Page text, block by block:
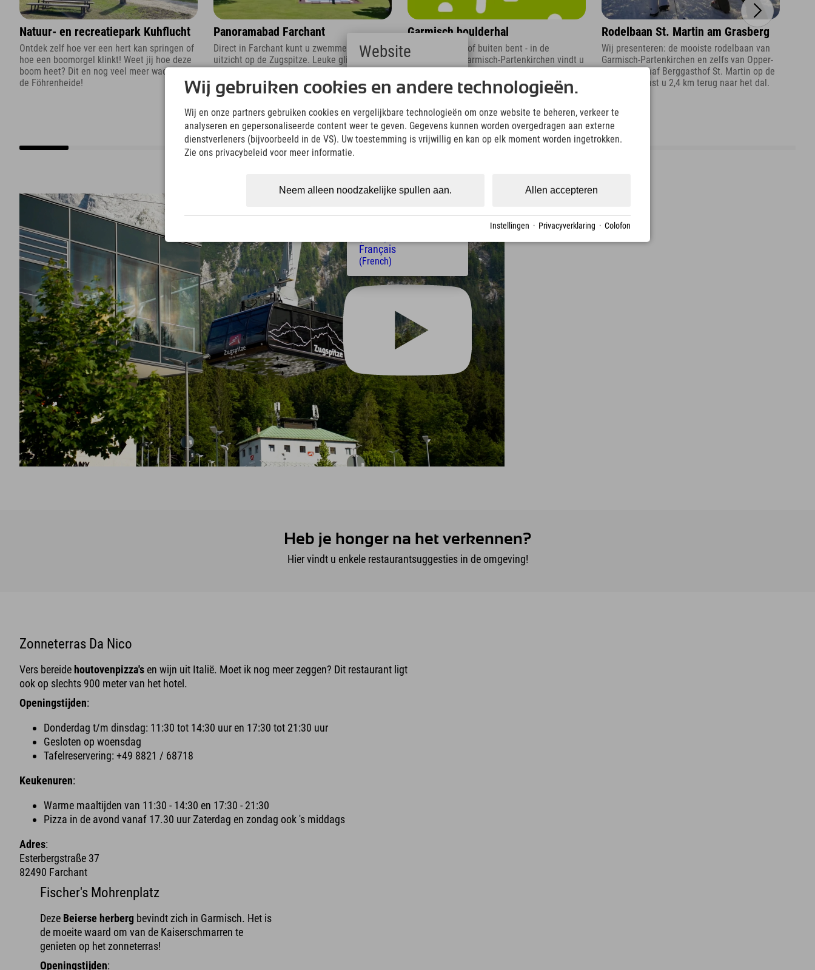
Natuur- en recreatiepark Kuhflucht
Ontdek zelf hoe ver een hert kan springen of
hoe een boomorgel klinkt! Weet jij hoe deze
boom heet? Dit en nog veel meer wacht u in
de Föhrenheide!
Panoramabad Farchant
Direct in Farchant kunt u zwemmen met
uitzicht op de Zugspitze. Leuke glijbanen en
duikplanken maken een familiedag compleet.
Garmisch boulderhal
Of u nu binnen of buiten bent - in de
boulderhal in Garmisch-Partenkirchen vindt u
alles wat u nodig heeft voor een perfecte
boulderdag.
Rodelbaan St. Martin am Grasberg
Wij presenteren: de mooiste rodelbaan van
Garmisch-Partenkirchen en zelfs van Opper-
Beieren. Vanaf Berggasthof St. Martin op de
Grasberg raast u 2,4 km terug naar het dal.
Heb je honger na het verkennen?
Hier vindt u enkele restaurantsuggesties in de omgeving!
Zonneterras Da Nico
Vers bereide houtovenpizza's en wijn uit Italië. Moet ik nog meer zeggen? Dit restaurant ligt
ook op slechts 900 meter van het hotel.
Openingstijden:
Donderdag t/m dinsdag: 11:30 tot 14:30 uur en 17:30 tot 21:30 uur
Gesloten op woensdag
Tafelreservering: +49 8821 / 68718
Keukenuren:
Warme maaltijden van 11:30 - 14:30 en 17:30 - 21:30
Pizza in de avond vanaf 17.30 uur Zaterdag en zondag ook 's middags
Adres:
Esterbergstraße 37
82490 Farchant
Fischer's Mohrenplatz
Deze Beierse herberg bevindt zich in Garmisch. Het is
de moeite waard om van de Kaiserschmarren te
genieten op het zonneterras!
Openingstijden:
Wij gebruiken cookies en andere technologieën.
Wij en onze partners gebruiken cookies en vergelijkbare technologieën om onze website te beheren, verkeer te
analyseren en gepersonaliseerde content weer te geven. Gegevens kunnen worden overgedragen aan externe
dienstverleners (bijvoorbeeld in de VS). Uw toestemming is vrijwillig en kan op elk moment worden ingetrokken.
Zie ons privacybeleid voor meer informatie.
Allen accepteren
Neem alleen noodzakelijke spullen aan.
Instellingen · Privacyverklaring · Colofon
Website
(German)
(English)
Italiano
(Italian)
(Polish)
(Hungarian)
Français
(French)